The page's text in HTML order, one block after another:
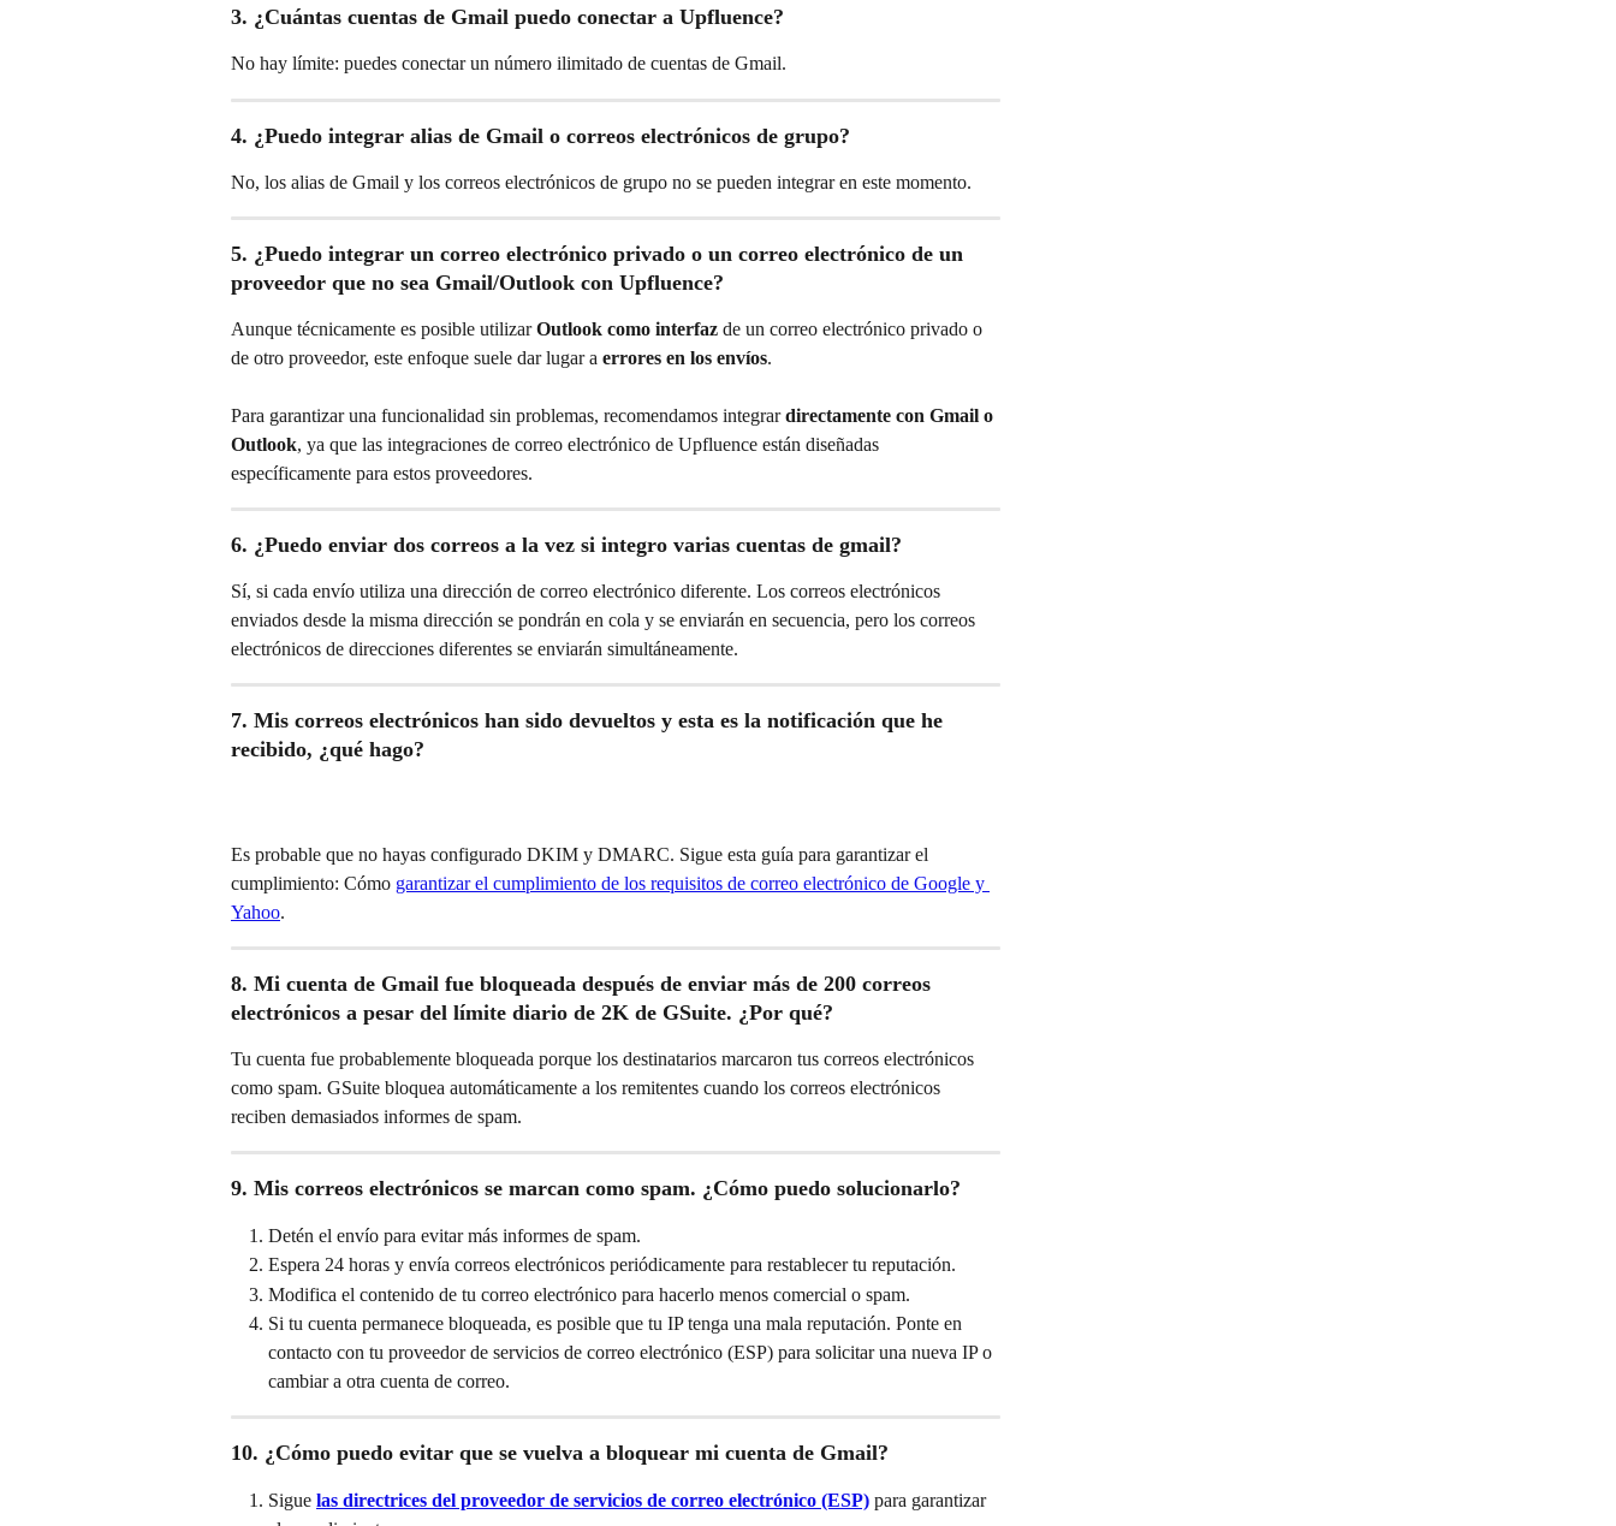
3. ¿Cuántas cuentas de Gmail puedo conectar a Upfluence?
No hay límite: puedes conectar un número ilimitado de cuentas de Gmail.
4. ¿Puedo integrar alias de Gmail o correos electrónicos de grupo?
No, los alias de Gmail y los correos electrónicos de grupo no se pueden integrar en este momento.
5. ¿Puedo integrar un correo electrónico privado o un correo electrónico de un
proveedor que no sea Gmail/Outlook con Upfluence?
Aunque técnicamente es posible utilizar Outlook como interfaz de un correo electrónico privado o
de otro proveedor, este enfoque suele dar lugar a errores en los envíos.
Para garantizar una funcionalidad sin problemas, recomendamos integrar directamente con Gmail o
Outlook, ya que las integraciones de correo electrónico de Upfluence están diseñadas
específicamente para estos proveedores.
6. ¿Puedo enviar dos correos a la vez si integro varias cuentas de gmail?
Sí, si cada envío utiliza una dirección de correo electrónico diferente. Los correos electrónicos
enviados desde la misma dirección se pondrán en cola y se enviarán en secuencia, pero los correos
electrónicos de direcciones diferentes se enviarán simultáneamente.
7. Mis correos electrónicos han sido devueltos y esta es la notificación que he
recibido, ¿qué hago?
Es probable que no hayas configurado DKIM y DMARC. Sigue esta guía para garantizar el
cumplimiento: Cómo garantizar el cumplimiento de los requisitos de correo electrónico de Google y
Yahoo.
8. Mi cuenta de Gmail fue bloqueada después de enviar más de 200 correos
electrónicos a pesar del límite diario de 2K de GSuite. ¿Por qué?
Tu cuenta fue probablemente bloqueada porque los destinatarios marcaron tus correos electrónicos
como spam. GSuite bloquea automáticamente a los remitentes cuando los correos electrónicos
reciben demasiados informes de spam.
9. Mis correos electrónicos se marcan como spam. ¿Cómo puedo solucionarlo?
Detén el envío para evitar más informes de spam.
Espera 24 horas y envía correos electrónicos periódicamente para restablecer tu reputación.
Modifica el contenido de tu correo electrónico para hacerlo menos comercial o spam.
Si tu cuenta permanece bloqueada, es posible que tu IP tenga una mala reputación. Ponte en
contacto con tu proveedor de servicios de correo electrónico (ESP) para solicitar una nueva IP o
cambiar a otra cuenta de correo.
10. ¿Cómo puedo evitar que se vuelva a bloquear mi cuenta de Gmail?
Sigue las directrices del proveedor de servicios de correo electrónico (ESP) para garantizar